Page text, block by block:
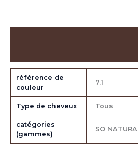
référence de
couleur
7.1
Type de cheveux Tous
catégories
(gammes)
SO